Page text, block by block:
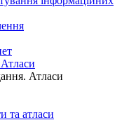
Атласи
та атласи